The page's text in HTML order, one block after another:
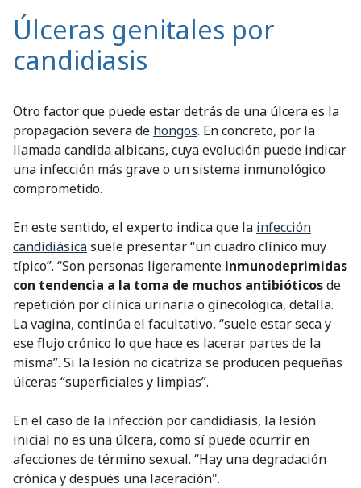
Úlceras genitales por
candidiasis
Otro factor que puede estar detrás de una úlcera es la
propagación severa de hongos. En concreto, por la
llamada candida albicans, cuya evolución puede indicar
una infección más grave o un sistema inmunológico
comprometido.
En este sentido, el experto indica que la infección
candidiásicasuele presentar “un cuadro clínico muy
típico”. “Son personas ligeramente inmunodeprimidas
con tendencia a la toma de muchos antibióticosde
repetición por clínica urinaria o ginecológica, detalla.
La vagina, continúa el facultativo, “suele estar seca y
ese flujo crónico lo que hace es lacerar partes de la
misma”. Si la lesión no cicatriza se producen pequeñas
úlceras “superficiales y limpias”.
En el caso de la infección por candidiasis, la lesión
inicial no es una úlcera, como sí puede ocurrir en
afecciones de término sexual. “Hay una degradación
crónica y después una laceración".